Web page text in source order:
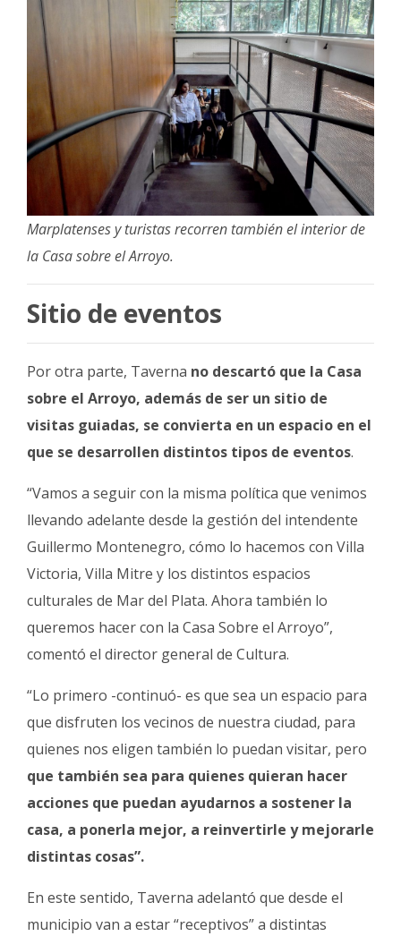
Marplatenses y turistas recorren también el interior de
la Casa sobre el Arroyo.
Sitio de eventos
Por otra parte, Taverna no descartó que la Casa
sobre el Arroyo, además de ser un sitio de
visitas guiadas, se convierta en un espacio en el
que se desarrollen distintos tipos de eventos.
“Vamos a seguir con la misma política que venimos
llevando adelante desde la gestión del intendente
Guillermo Montenegro, cómo lo hacemos con Villa
Victoria, Villa Mitre y los distintos espacios
culturales de Mar del Plata. Ahora también lo
queremos hacer con la Casa Sobre el Arroyo”,
comentó el director general de Cultura.
“Lo primero -continuó- es que sea un espacio para
que disfruten los vecinos de nuestra ciudad, para
quienes nos eligen también lo puedan visitar, pero
que también sea para quienes quieran hacer
acciones que puedan ayudarnos a sostener la
casa, a ponerla mejor, a reinvertirle y mejorarle
distintas cosas”.
En este sentido, Taverna adelantó que desde el
municipio van a estar “receptivos” a distintas